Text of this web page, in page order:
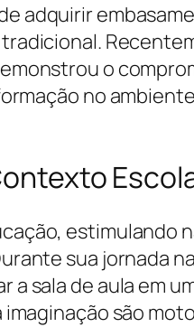
adquirir
o
no
sua jornada
sala de aula em
são